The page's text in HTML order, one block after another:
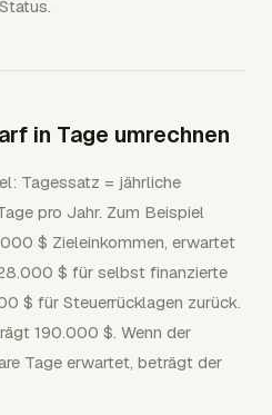
in Tage umrechnen
Tagessatz = jährliche
pro Jahr. Zum Beispiel
$ Zieleinkommen, erwartet
$ für selbst finanzierte
$ für Steuerrücklagen zurück.
190.000 $. Wenn der
Tage erwartet, beträgt der